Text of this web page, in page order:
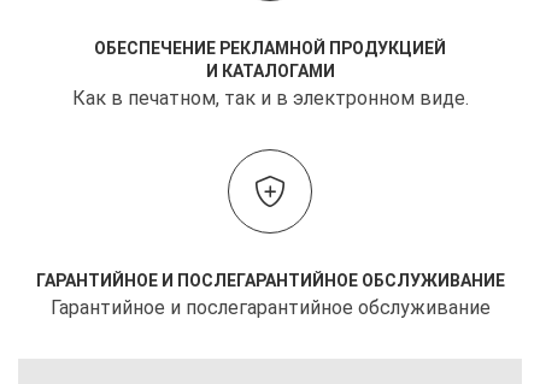
ОБЕСПЕЧЕНИЕ РЕКЛАМНОЙ ПРОДУКЦИЕЙ
И КАТАЛОГАМИ
Как в печатном, так и в электронном виде.
ГАРАНТИЙНОЕ И ПОСЛЕГАРАНТИЙНОЕ ОБСЛУЖИВАНИЕ
Гарантийное и послегарантийное обслуживание